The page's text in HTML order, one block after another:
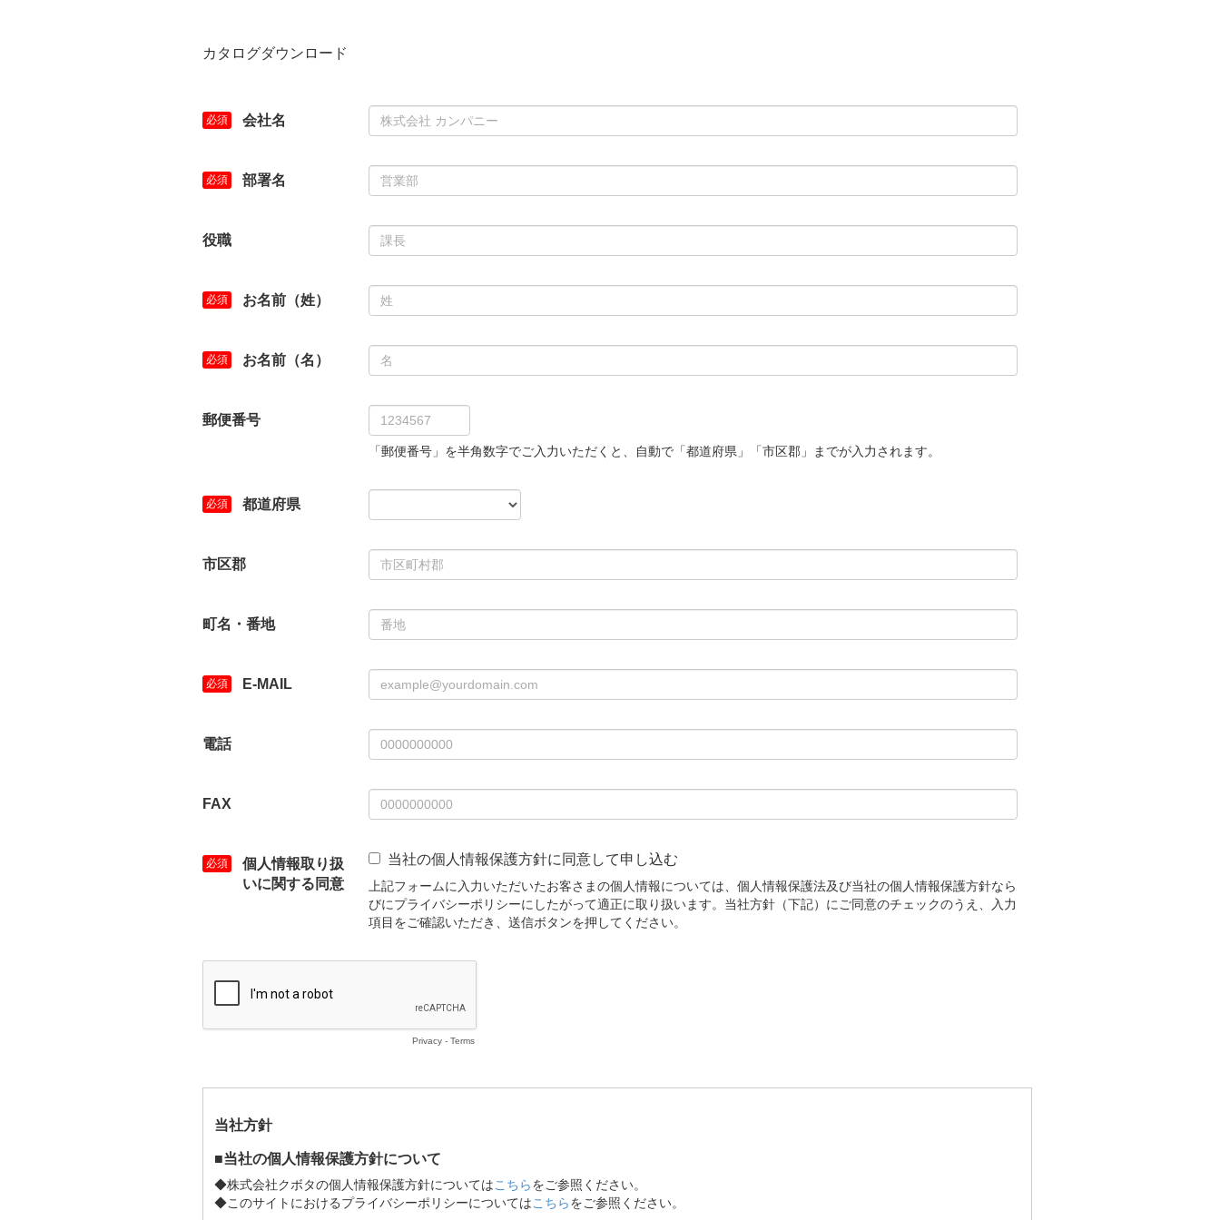
カタログダウンロード
会社名
部署名
役職
お名前（姓）
お名前（名）
郵便番号
「郵便番号」を半角数字でご入力いただくと、自動で「都道府県」「市区郡」までが入力されます。
都道府県
市区郡
町名・番地
E-MAIL
電話
FAX
個人情報取り扱
いに関する同意
当社の個人情報保護方針に同意して申し込む
上記フォームに入力いただいたお客さまの個人情報については、個人情報保護法及び当社の個人情報保護方針なら
びにプライバシーポリシーにしたがって適正に取り扱います。当社方針（下記）にご同意のチェックのうえ、入力
項目をご確認いただき、送信ボタンを押してください。
Privacy - Terms
当社方針
■当社の個人情報保護方針について
◆株式会社クボタの個人情報保護方針についてはこちらをご参照ください。
◆このサイトにおけるプライバシーポリシーについてはこちらをご参照ください。